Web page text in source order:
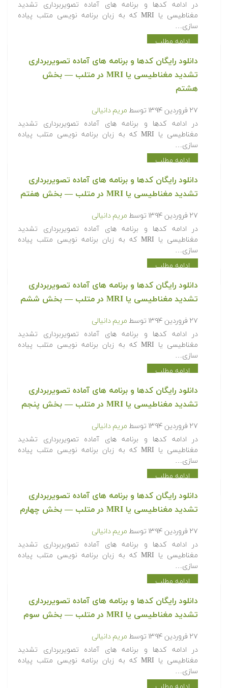
‫در ادامه کدها و برنامه های آماده تصویربرداری تشدید
مغناطیسی یا MRI که به زبان برنامه نویسی متلب پیاده
سازی…
ادامه مطلب
دانلود رایگان کدها و برنامه های آماده تصویربرداری
تشدید مغناطیسی یا MRI در متلب‬‬ — بخش
هشتم
۲۷ فروردین ۱۳۹۴ توسط مریم دانیالی
‫در ادامه کدها و برنامه های آماده تصویربرداری تشدید
مغناطیسی یا MRI که به زبان برنامه نویسی متلب پیاده
سازی…
ادامه مطلب
دانلود رایگان کدها و برنامه های آماده تصویربرداری
تشدید مغناطیسی یا MRI در متلب‬‬ — بخش هفتم
۲۷ فروردین ۱۳۹۴ توسط مریم دانیالی
‫در ادامه کدها و برنامه های آماده تصویربرداری تشدید
مغناطیسی یا MRI که به زبان برنامه نویسی متلب پیاده
سازی…
ادامه مطلب
دانلود رایگان کدها و برنامه های آماده تصویربرداری
تشدید مغناطیسی یا MRI در متلب‬‬ — بخش ششم
۲۷ فروردین ۱۳۹۴ توسط مریم دانیالی
‫در ادامه کدها و برنامه های آماده تصویربرداری تشدید
مغناطیسی یا MRI که به زبان برنامه نویسی متلب پیاده
سازی…
ادامه مطلب
دانلود رایگان کدها و برنامه های آماده تصویربرداری
تشدید مغناطیسی یا MRI در متلب‬‬ — بخش پنجم
۲۷ فروردین ۱۳۹۴ توسط مریم دانیالی
‫در ادامه کدها و برنامه های آماده تصویربرداری تشدید
مغناطیسی یا MRI که به زبان برنامه نویسی متلب پیاده
سازی…
ادامه مطلب
دانلود رایگان کدها و برنامه های آماده تصویربرداری
تشدید مغناطیسی یا MRI در متلب‬‬ — بخش چهارم
۲۷ فروردین ۱۳۹۴ توسط مریم دانیالی
‫در ادامه کدها و برنامه های آماده تصویربرداری تشدید
مغناطیسی یا MRI که به زبان برنامه نویسی متلب پیاده
سازی…
ادامه مطلب
دانلود رایگان کدها و برنامه های آماده تصویربرداری
تشدید مغناطیسی یا MRI در متلب‬‬ — بخش سوم
۲۷ فروردین ۱۳۹۴ توسط مریم دانیالی
‫در ادامه کدها و برنامه های آماده تصویربرداری تشدید
مغناطیسی یا MRI که به زبان برنامه نویسی متلب پیاده
سازی…